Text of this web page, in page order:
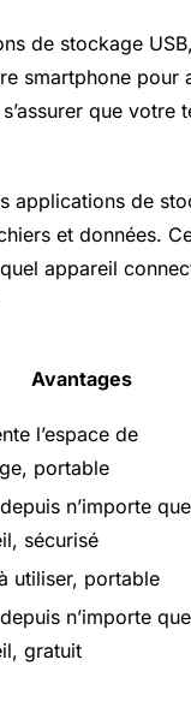
de stockage
smartphone pour
que
applications de
et données.
appareil
Avantages
l’espace de
portable
n’importe
sécurisé
utiliser, portable
n’importe
gratuit